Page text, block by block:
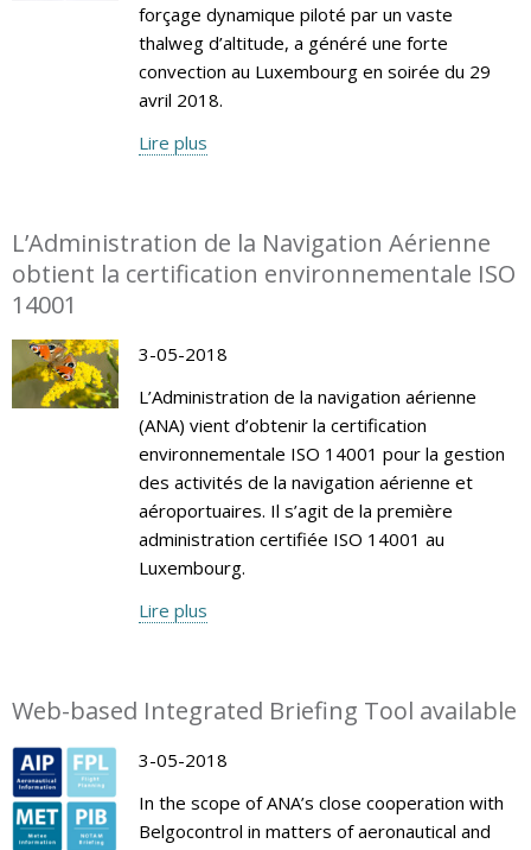
forçage dynamique piloté par un vaste
thalweg d’altitude, a généré une forte
convection au Luxembourg en soirée du 29
avril 2018.
Lire plus
L’Administration de la Navigation Aérienne
obtient la certification environnementale ISO
14001
3-05-2018
L’Administration de la navigation aérienne
(ANA) vient d’obtenir la certification
environnementale ISO 14001 pour la gestion
des activités de la navigation aérienne et
aéroportuaires. Il s’agit de la première
administration certifiée ISO 14001 au
Luxembourg.
Lire plus
Web-based Integrated Briefing Tool available
3-05-2018
In the scope of ANA’s close cooperation with
Belgocontrol in matters of aeronautical and